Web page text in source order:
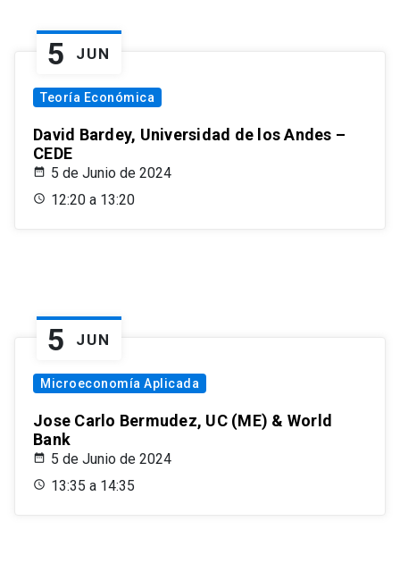
5 JUN
Teoría Económica
David Bardey, Universidad de los Andes –
CEDE
5 de Junio de 2024
12:20 a 13:20
5 JUN
Microeconomía Aplicada
Jose Carlo Bermudez, UC (ME) & World
Bank
5 de Junio de 2024
13:35 a 14:35